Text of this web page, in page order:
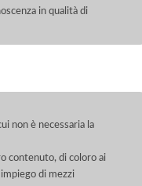
in qualità di
non è necessaria la
contenuto, di coloro ai
di mezzi